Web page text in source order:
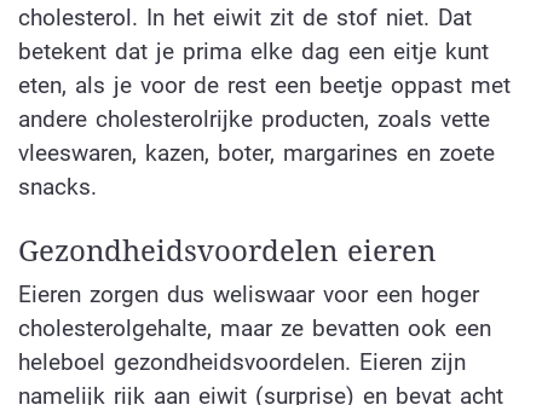
cholesterol. In het eiwit zit de stof niet. Dat
betekent dat je prima elke dag een eitje kunt
eten, als je voor de rest een beetje oppast met
andere cholesterolrijke producten, zoals vette
vleeswaren, kazen, boter, margarines en zoete
snacks.
Gezondheidsvoordelen eieren
Eieren zorgen dus weliswaar voor een hoger
cholesterolgehalte, maar ze bevatten ook een
heleboel gezondheidsvoordelen. Eieren zijn
namelijk rijk aan eiwit (surprise) en bevat acht